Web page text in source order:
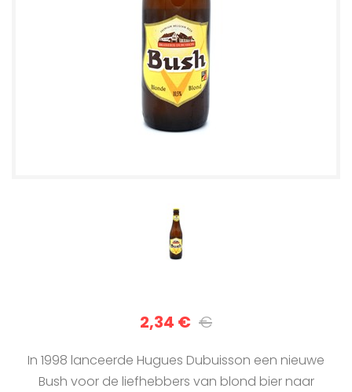
2,34 € €
In 1998 lanceerde Hugues Dubuisson een nieuwe
Bush voor de liefhebbers van blond bier naar